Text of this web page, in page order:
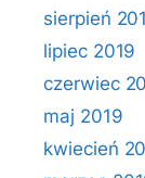
sierpień
lipiec 2019
czerwiec
maj 2019
kwiecień